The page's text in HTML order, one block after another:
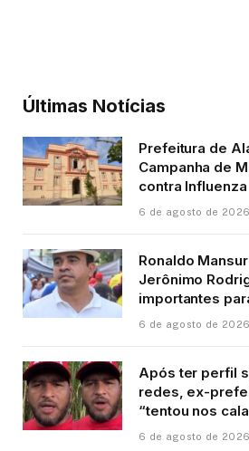
Últimas Notícias
Prefeitura de
Campanha de
contra Influenza
6 de agosto de 2026
Ronaldo
Jerônimo
importantes
6 de agosto de 2026
Após ter perfil
redes, ex-
“tentou nos
6 de agosto de 2026